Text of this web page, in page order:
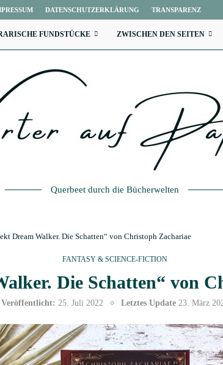
DATENSCHUTZERKLÄRUNG TRANSPARENZ
FUNDSTÜCKE ZWISCHEN DEN SEITEN
Querbeet durch die Bücherwelten
Dream Walker. Die Schatten“ von Christoph Zachariae
FANTASY & SCIENCE-FICTION
Die Schatten“ von
Veröffentlicht: 25. Juli 2022 Letztes Update 23. März